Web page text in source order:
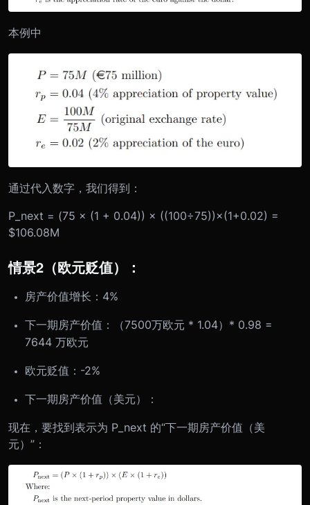
本例中
通过代入数字，我们得到：
P_next = (75 × (1 + 0.04)) × ((100÷75))×(1+0.02) =
$106.08M
情景2（欧元贬值）：
房产价值增长：4%
下一期房产价值：（7500万欧元 * 1.04）* 0.98 =
7644 万欧元
欧元贬值：-2%
下一期房产价值（美元）：
现在，要找到表示为 P_next 的“下一期房产价值（美
元）”：